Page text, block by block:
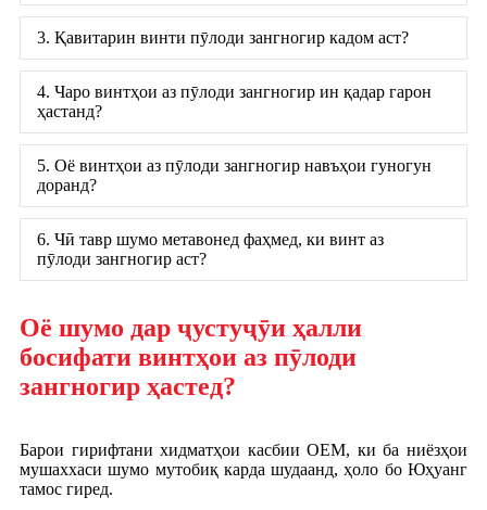
3. Қавитарин винти пӯлоди зангногир кадом аст?
4. Чаро винтҳои аз пӯлоди зангногир ин қадар гарон
ҳастанд?
5. Оё винтҳои аз пӯлоди зангногир навъҳои гуногун
доранд?
6. Чӣ тавр шумо метавонед фаҳмед, ки винт аз
пӯлоди зангногир аст?
Оё шумо дар ҷустуҷӯи ҳалли
босифати винтҳои аз пӯлоди
зангногир ҳастед?
Барои гирифтани хидматҳои касбии OEM, ки ба ниёзҳои
мушаххаси шумо мутобиқ карда шудаанд, ҳоло бо Юҳуанг
тамос гиред.